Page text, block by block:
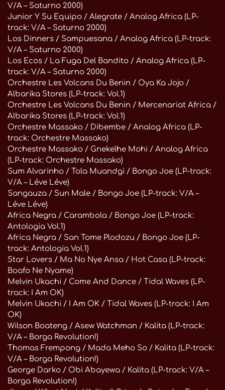
V/A – Saturno 2000)
Junior Y Su Equipo / Alegrate / Analog Africa (LP-
track: V/A – Saturno 2000)
Los Dinners / Sampuesana / Analog Africa (LP-track:
V/A – Saturno 2000)
Los Ecos / La Fuga Del Bandito / Analog Africa (LP-
track: V/A – Saturno 2000)
Orchestre Les Volcans Du Benin / Oya Ka Jojo /
Albarika Stores (LP-track: Vol.1)
Orchestre Les Volcans Du Benin / Mercenariat Africa /
Albarika Stores (LP-track: Vol.1)
Orchestre Massako / Dibembe / Analog Africa (LP-
track: Orchestre Massako)
Orchestre Massako / Gnekelhe Mohi / Analog Africa
(LP-track: Orchestre Massako)
Sum Alvarinho / Tola Muandgi / Bongo Joe (LP-track:
V/A – Léve Léve)
Sangauza / Sun Male / Bongo Joe (LP-track: V/A –
Léve Léve)
Africa Negra / Carambola / Bongo Joe (LP-track:
Antologia Vol.1)
Africa Negra / San Tome Plodozu / Bongo Joe (LP-
track: Antologia Vol.1)
Star Lovers / Ma No Nye Ansa / Hot Casa (LP-track:
Boafo Ne Nyame)
Melvin Ukachi / Come And Dance / Tidal Waves (LP-
track: I Am OK)
Melvin Ukachi / I Am OK / Tidal Waves (LP-track: I Am
OK)
Wilson Boateng / Asew Watchman / Kalita (LP-track:
V/A – Borga Revolution!)
Thomas Frempong / Mada Meho So / Kalita (LP-track:
V/A – Borga Revolution!)
George Darko / Obi Abayewa / Kalita (LP-track: V/A –
Borga Revolution!)